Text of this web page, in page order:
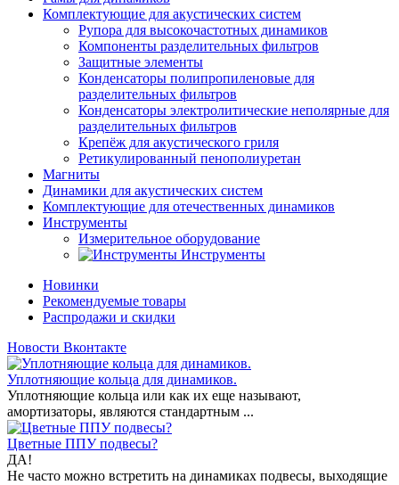
Комплектующие для акустических систем
Рупора для высокочастотных динамиков
Компоненты разделительных фильтров
Защитные элементы
Конденсаторы полипропиленовые для
разделительных фильтров
Конденсаторы электролитические неполярные для
разделительных фильтров
Крепёж для акустического гриля
Ретикулированный пенополиуретан
Магниты
Динамики для акустических систем
Комплектующие для отечественных динамиков
Инструменты
Измерительное оборудование
Инструменты
Новинки
Рекомендуемые товары
Распродажи и скидки
Новости Вконтакте
Уплотняющие кольца для динамиков.
Уплотняющие кольца или как их еще называют,
амортизаторы, являются стандартным ...
Цветные ППУ подвесы?
ДА!
Не часто можно встретить на динамиках подвесы, выходящие